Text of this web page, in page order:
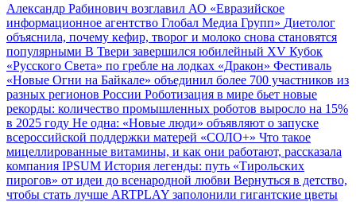
Александр Рабинович возглавил АО «Евразийское
информационное агентство Глобал Медиа Групп» Диетолог
объяснила, почему кефир, творог и молоко снова становятся
популярными В Твери завершился юбилейный XV Кубок
«Русского Света» по гребле на лодках «Дракон» Фестиваль
«Новые Огни на Байкале» объединил более 700 участников из
разных регионов России Роботизация в мире бьет новые
рекорды: количество промышленных роботов выросло на 15%
в 2025 году Не одна: «Новые люди» объявляют о запуске
всероссийской поддержки матерей «СОЛО+» Что такое
мицеллированные витамины, и как они работают, рассказала
компания IPSUM История легенды: путь «Тирольских
пирогов» от идеи до всенародной любви Вернуться в детство,
чтобы стать лучше ARTPLAY заполонили гигантские цветы